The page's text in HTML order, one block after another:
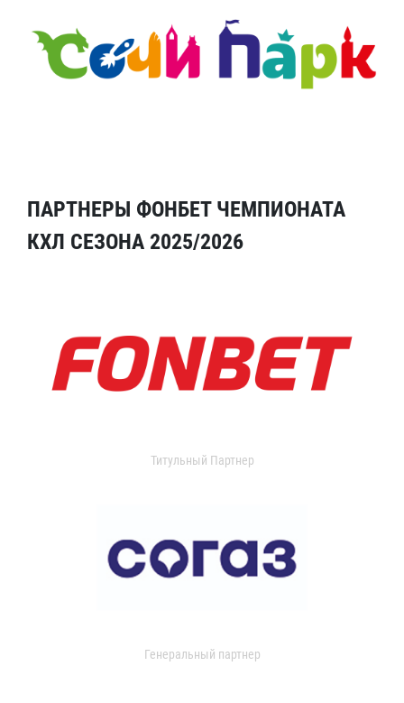
ПАРТНЕРЫ ФОНБЕТ ЧЕМПИОНАТА
КХЛ СЕЗОНА 2025/2026
Титульный Партнер
Генеральный партнер